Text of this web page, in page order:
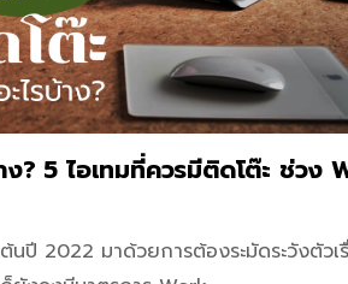
? 5 ไอเทมที่ควรมีติดโต๊ะ ช่วง
นปี 2022 มาด้วยการต้องระมัดระวังตัวเ